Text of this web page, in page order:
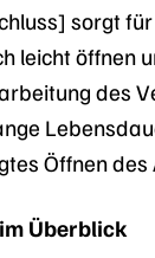
sorgt
leicht öffnen
des
Öffnen
Überblick